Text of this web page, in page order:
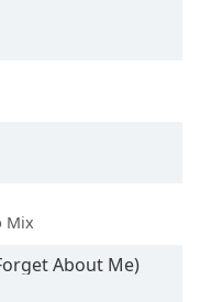
Mix
About Me)